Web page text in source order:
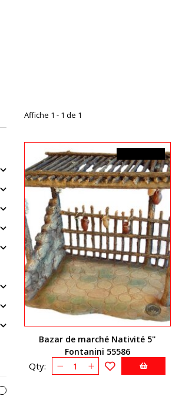
Affiche 1 - 1 de 1
Bazar de marché Nativité 5''
Fontanini 55586
Qty: